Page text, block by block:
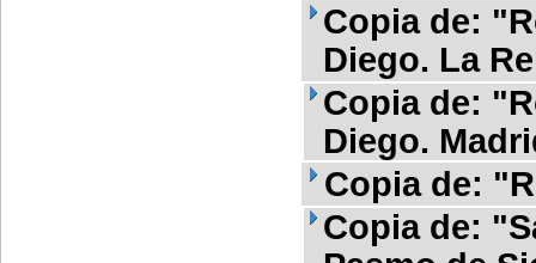
Copia de:
Diego. La
Copia de:
Diego.
Copia de:
Copia de: